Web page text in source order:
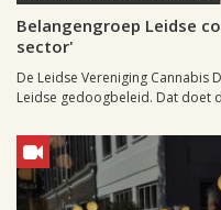
Belangengroep Leidse
sector'
De Leidse Vereniging Cannabis
Leidse gedoogbeleid. Dat doet